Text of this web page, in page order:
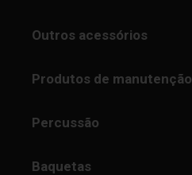
Outros acessórios
Produtos de manutenção
Percussão
Baquetas